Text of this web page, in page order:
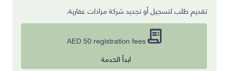
تقديم طلب لتسجيل أو تجديد شركة مزادات عقارية.
AED 50 registration fees
ابدأ الخدمة